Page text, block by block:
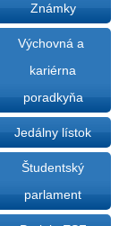
Známky
Výchovná a
kariérna
poradkyňa
Jedálny lístok
Študentský
parlament